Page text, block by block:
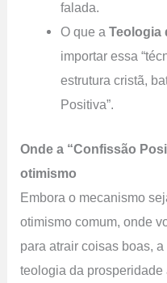
falada.
O que a Teologia
importar essa
estrutura cristã,
Positiva”.
Onde a “Confissão
otimismo
Embora o mecanismo
otimismo comum, onde
para atrair coisas boas, a
teologia da